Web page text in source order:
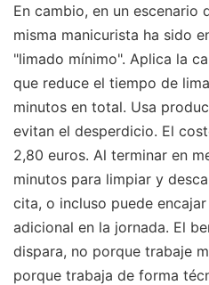
En cambio, en un escenario
misma manicurista ha sido
"limado mínimo". Aplica la
que reduce el tiempo de
minutos en total. Usa
evitan el desperdicio. El
2,80 euros. Al terminar en
minutos para limpiar y
cita, o incluso puede
adicional en la jornada. El
dispara, no porque trabaje
porque trabaja de forma